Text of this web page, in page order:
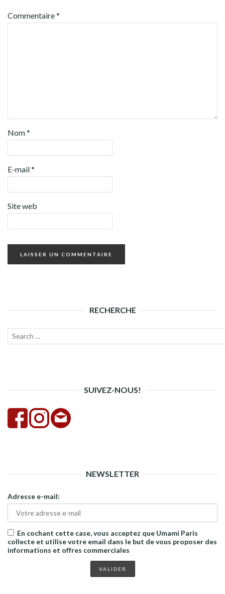
Commentaire*
Nom*
E-mail*
Site web
RECHERCHE
Recherche
SUIVEZ-NOUS!
NEWSLETTER
Adresse e-mail:
En cochant cette case, vous acceptez que Umami Paris
collecte et utilise votre email dans le but de vous proposer des
informations et offres commerciales